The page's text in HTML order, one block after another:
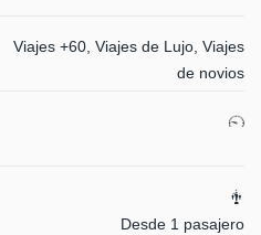
Viajes +60, Viajes de Lujo, Viajes
de novios
Desde 1 pasajero